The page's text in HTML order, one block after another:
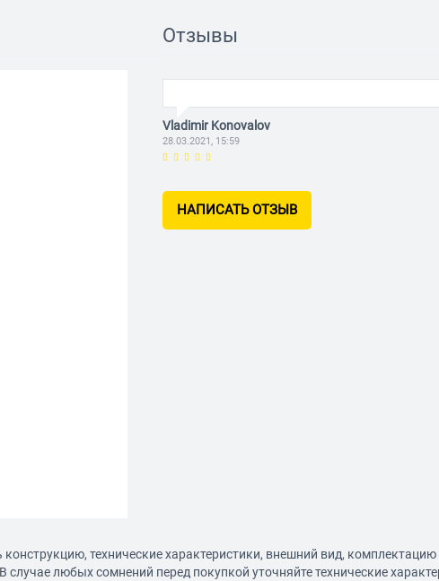
Отзывы
Vladimir Konovalov
28.03.2021, 15:59
НАПИСАТЬ ОТЗЫВ
технические характеристики, внешний вид,
случае любых сомнений перед покупкой уточняйте технические